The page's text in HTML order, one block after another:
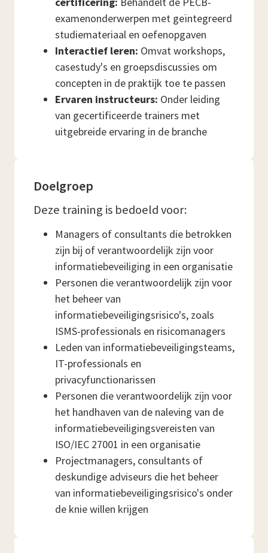
examenonderwerpen met geïntegreerd
studiemateriaal en oefenopgaven
Interactief leren: Omvat workshops,
casestudy's en groepsdiscussies om
concepten in de praktijk toe te passen
Ervaren instructeurs: Onder leiding
van gecertificeerde trainers met
uitgebreide ervaring in de branche
Doelgroep
Deze training is bedoeld voor:
Managers of consultants die betrokken
zijn bij of verantwoordelijk zijn voor
informatiebeveiliging in een organisatie
Personen die verantwoordelijk zijn voor
het beheer van
informatiebeveiligingsrisico's, zoals
ISMS-professionals en risicomanagers
Leden van informatiebeveiligingsteams,
IT-professionals en
privacyfunctionarissen
Personen die verantwoordelijk zijn voor
het handhaven van de naleving van de
informatiebeveiligingsvereisten van
ISO/IEC 27001 in een organisatie
Projectmanagers, consultants of
deskundige adviseurs die het beheer
van informatiebeveiligingsrisico's onder
de knie willen krijgen